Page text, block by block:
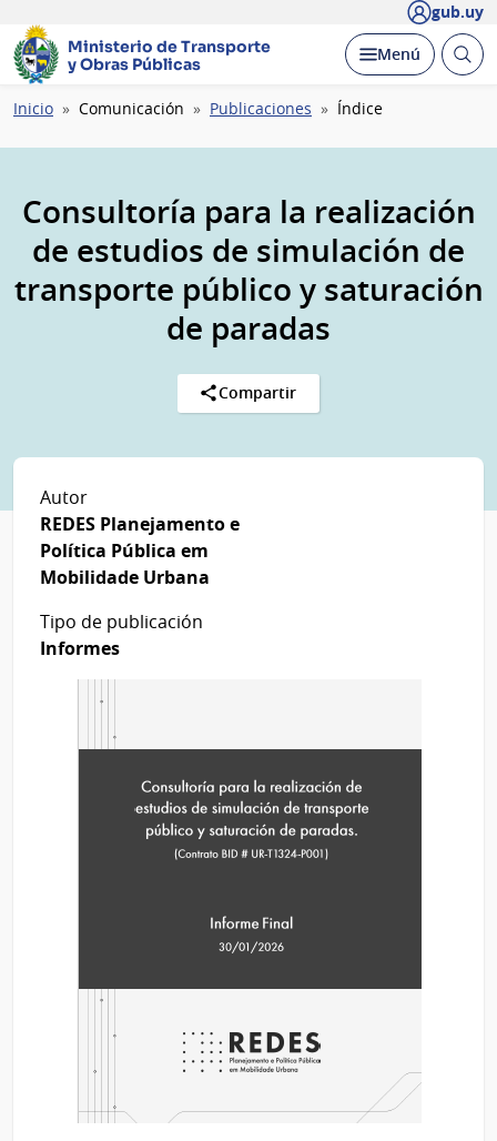
gub.uy
Ministerio de Transporte
y Obras Públicas
Desplegar
Menú Abrir
Ruta
navegación
Inicio Comunicación Publicaciones Índice
Consultoría para la realización
de estudios de simulación de
transporte público y saturación
de paradas
Compartir
Autor
REDES Planejamento e
Política Pública em
Mobilidade Urbana
Tipo de publicación
Informes